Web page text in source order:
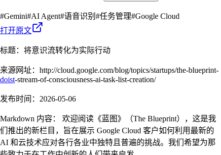
#Gemini#AI Agent#语音识别 #任务管理#Google Cloud
打开原文
标题：将意识流转化为实际行动
来源网址：http://cloud.google.com/blog/topics/startups/the-blueprint-
doist-stream-of-consciousness-ai-task-list-creation/
发布时间：2026-05-06
Markdown 内容： 欢迎阅读《蓝图》（The Blueprint），这是我
们推出的新栏目，旨在展示 Google Cloud 客户如何利用最新的
AI 和云技术应对各行各业中独特且普遍的挑战。我们希望为那